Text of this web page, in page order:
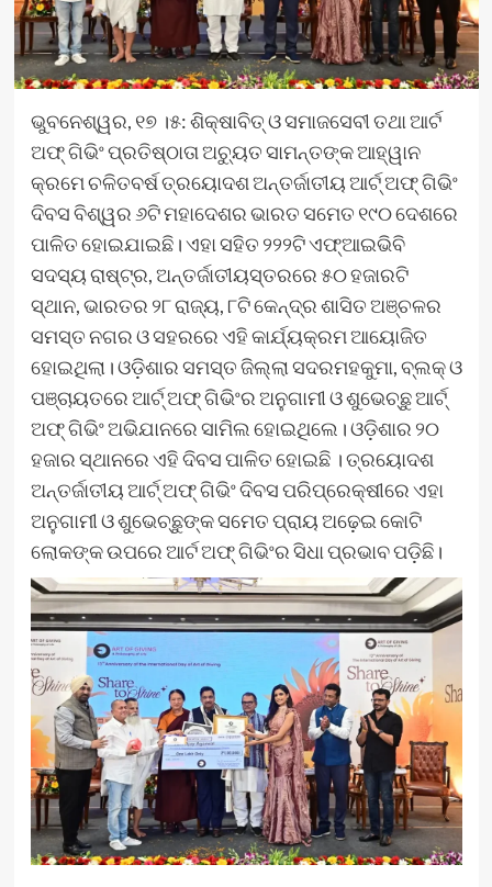
ଭୁବନେଶ୍ୱର, ୧୭ ।୫: ଶିକ୍ଷାବିତ୍ ଓ ସମାଜସେବୀ ତଥା ଆର୍ଟ
ଅଫ୍ ଗିଭିଂ ପ୍ରତିଷ୍ଠାତା ଅଚ୍ୟୁତ ସାମନ୍ତଙ୍କ ଆହ୍ୱାନ
କ୍ରମେ ଚଳିତବର୍ଷ ତ୍ରୟୋଦଶ ଅନ୍ତର୍ଜାତୀୟ ଆର୍ଟ୍ ଅଫ୍ ଗିଭିଂ
ଦିବସ ବିଶ୍ୱର ୬ଟି ମହାଦେଶର ଭାରତ ସମେତ ୧୯୦ ଦେଶରେ
ପାଳିତ ହୋଇଯାଇଛି। ଏହା ସହିତ ୨୨୨ଟି ଏଫ୍‌ଆଇଭିବି
ସଦସ୍ୟ ରାଷ୍ଟ୍ର, ଅନ୍ତର୍ଜାତୀୟସ୍ତରରେ ୫୦ ହଜାରଟି
ସ୍ଥାନ, ଭାରତର ୨୮ ରାଜ୍ୟ, ୮ଟି କେନ୍ଦ୍ର ଶାସିତ ଅଞ୍ଚଳର
ସମସ୍ତ ନଗର ଓ ସହରରେ ଏହି କାର୍ଯ୍ୟକ୍ରମ ଆୟୋଜିତ
ହୋଇଥିଲା। ଓଡ଼ିଶାର ସମସ୍ତ ଜିଲ୍ଲା ସଦରମହକୁମା, ବ୍ଲକ୍ ଓ
ପଞ୍ଚାୟତରେ ଆର୍ଟ୍ ଅଫ୍ ଗିଭିଂର ଅନୁଗାମୀ ଓ ଶୁଭେଚ୍ଛୁ ଆର୍ଟ୍
ଅଫ୍ ଗିଭିଂ ଅଭିଯାନରେ ସାମିଲ ହୋଇଥିଲେ। ଓଡ଼ିଶାର ୨୦
ହଜାର ସ୍ଥାନରେ ଏହି ଦିବସ ପାଳିତ ହୋଇଛି । ତ୍ରୟୋଦଶ
ଅନ୍ତର୍ଜାତୀୟ ଆର୍ଟ୍ ଅଫ୍ ଗିଭିଂ ଦିବସ ପରିପ୍ରେକ୍ଷୀରେ ଏହା
ଅନୁଗାମୀ ଓ ଶୁଭେଚ୍ଛୁଙ୍କ ସମେତ ପ୍ରାୟ ଅଢ଼େଇ କୋଟି
ଲୋକଙ୍କ ଉପରେ ଆର୍ଟ ଅଫ୍ ଗିଭିଂର ସିଧା ପ୍ରଭାବ ପଡ଼ିଛି।